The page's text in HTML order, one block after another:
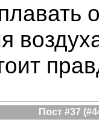
Пост #37